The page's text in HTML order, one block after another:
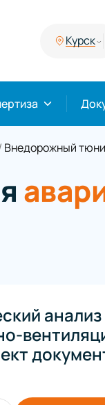
Курск
Внедорожный
анализ